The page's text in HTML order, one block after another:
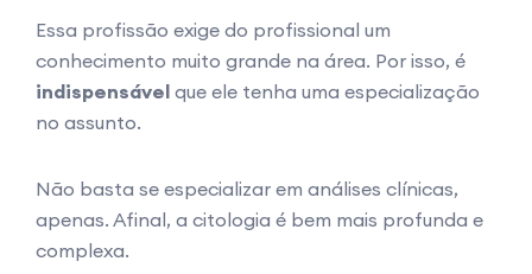
Essa profissão exige do profissional um
conhecimento muito grande na área. Por isso, é
indispensável que ele tenha uma especialização
no assunto.
Não basta se especializar em análises clínicas,
apenas. Afinal, a citologia é bem mais profunda e
complexa.